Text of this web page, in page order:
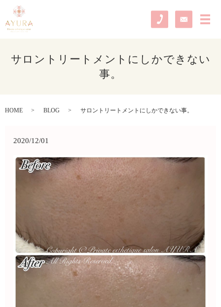
メ
サロントリートメントにしかできない
事。
HOME BLOG サロントリートメントにしかできない事。
2020/12/01